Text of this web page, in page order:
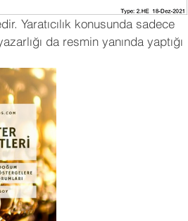
Yaratıcılık konusunda sadece
da resmin yanında yaptığı